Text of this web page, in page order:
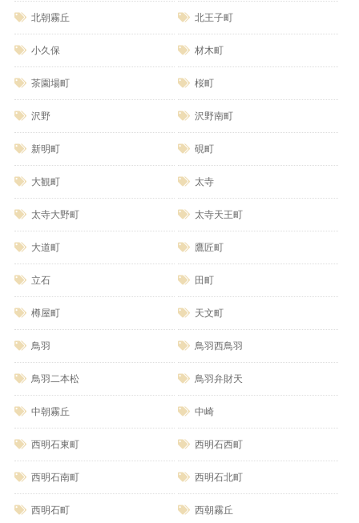
北朝霧丘 北王子町
小久保 材木町
茶園場町 桜町
沢野 沢野南町
新明町 硯町
大観町 太寺
太寺大野町 太寺天王町
大道町 鷹匠町
立石 田町
樽屋町 天文町
鳥羽 鳥羽西鳥羽
鳥羽二本松 鳥羽弁財天
中朝霧丘 中崎
西明石東町 西明石西町
西明石南町 西明石北町
西明石町 西朝霧丘